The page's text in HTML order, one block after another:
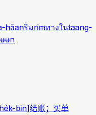
hǎanริมrimทางในtaang-
bin]结账；买单